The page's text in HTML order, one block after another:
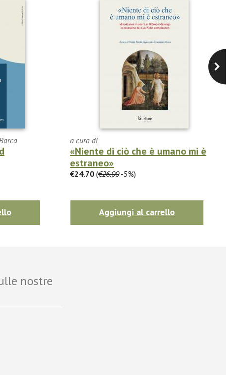
a cura di
«Niente di ciò che è umano mi è
estraneo»
€24.70 (€26.00-5%)
Aggiungi al carrello
nostre